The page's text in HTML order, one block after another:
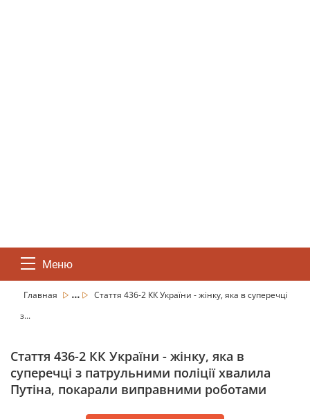
Меню
Главная ...
Стаття 436-2 КК України - жінку, яка в суперечці
з...
Стаття 436-2 КК України - жінку, яка в
суперечці з патрульними поліції хвалила
Путіна, покарали виправними роботами